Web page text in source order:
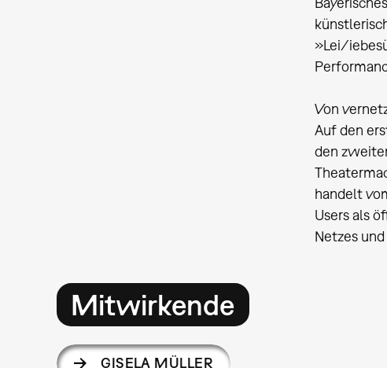
»Lei/
Von
Auf den
den
handelt
Users als
Netzes
Mitwirkende
GISELA MÜLLER